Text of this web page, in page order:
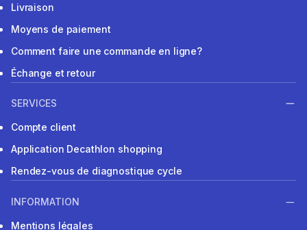
Livraison
Moyens de paiement
Comment faire une commande en ligne?
Échange et retour
SERVICES
Compte client
Application Decathlon shopping
Rendez-vous de diagnostique cycle
INFORMATION
Mentions légales